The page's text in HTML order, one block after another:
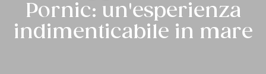
Pornic: un'esperienza
indimenticabile in mare